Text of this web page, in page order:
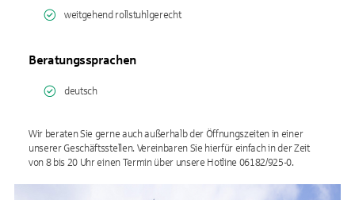
weitgehend rollstuhlgerecht
Beratungssprachen
deutsch
Wir beraten Sie gerne auch außerhalb der Öffnungszeiten in einer
unserer Geschäftsstellen. Vereinbaren Sie hierfür einfach in der Zeit
von 8 bis 20 Uhr einen Termin über unsere Hotline 06182/925-0.